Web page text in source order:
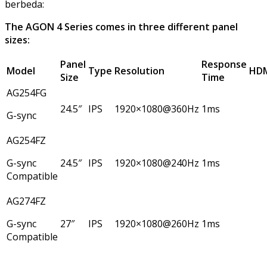
berbeda:
The AGON 4 Series comes in three different panel
sizes:
Model
Panel
Size
Type Resolution
Response
Time
AG254FG
G-sync
24.5″ IPS 1920×1080@360Hz 1ms
AG254FZ
G-sync
Compatible
24.5″ IPS 1920×1080@240Hz 1ms
AG274FZ
G-sync
Compatible
27″ IPS 1920×1080@260Hz 1ms